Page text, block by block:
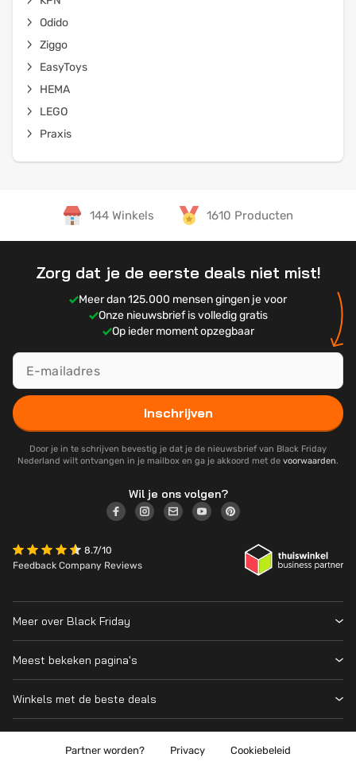
Odido
Ziggo
EasyToys
HEMA
LEGO
Praxis
144 Winkels 1610 Producten
Zorg dat je de eerste deals niet mist!
Meer dan 125.000 mensen gingen je voor
Onze nieuwsbrief is volledig gratis
Op ieder moment opzegbaar
Inschrijven
Door je in te schrijven bevestig je dat je de nieuwsbrief van Black Friday
Nederland wilt ontvangen in je mailbox en ga je akkoord met de voorwaarden.
Wil je ons volgen?
8.7/10
Feedback Company Reviews
Meer over Black Friday
Wanneer is Black Friday?
Cyber Monday 2026
Over ons
Meest bekeken pagina's
Prijsvergelijker
Winkels met de beste deals
Partner worden? Privacy Cookiebeleid